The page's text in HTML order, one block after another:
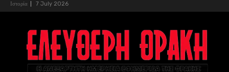
Ιστορία 7 July 2026